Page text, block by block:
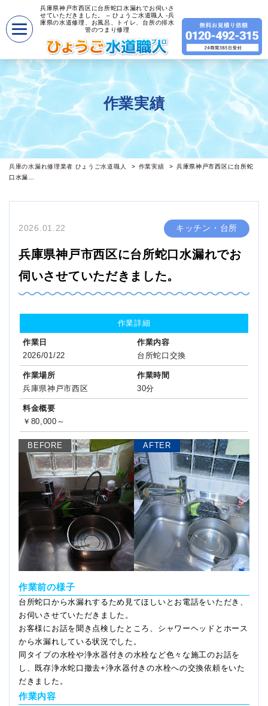
兵庫県神戸市西区に台所蛇口水漏れでお伺いさ
せていただきました。 – ひょうご水道職人 -兵
庫県の水道修理、お風呂、トイレ、台所の排水
管のつまり修理
作業実績
兵庫の水漏れ修理業者 ひょうご水道職人 作業実績
兵庫県神戸市西区に台所蛇
口水漏…
2026.01.22 キッチン・台所
兵庫県神戸市西区に台所蛇口水漏れでお
伺いさせていただきました。
作業詳細
作業日
2026/01/22
作業内容
台所蛇口交換
作業場所
兵庫県神戸市西区
作業時間
30分
料金概要
￥80,000～
BEFORE AFTER
作業前の様子
台所蛇口から水漏れするため見てほしいとお電話をいただき、
お伺いさせていただきました。
お客様にお話を聞き点検したところ、シャワーヘッドとホース
から水漏れしている状況でした。
同タイプの水栓や浄水器付きの水栓など色々な施工のお話を
し、既存浄水蛇口撤去+浄水器付きの水栓への交換依頼をいた
だきました。
作業内容